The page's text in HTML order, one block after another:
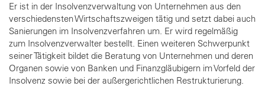
Er ist in der Insolvenzverwaltung von Unternehmen aus den
verschiedensten Wirtschaftszweigen tätig und setzt dabei auch
Sanierungen im Insolvenzverfahren um. Er wird regelmäßig
zum Insolvenzverwalter bestellt. Einen weiteren Schwerpunkt
seiner Tätigkeit bildet die Beratung von Unternehmen und deren
Organen sowie von Banken und Finanzgläubigern im Vorfeld der
Insolvenz sowie bei der außergerichtlichen Restrukturierung.